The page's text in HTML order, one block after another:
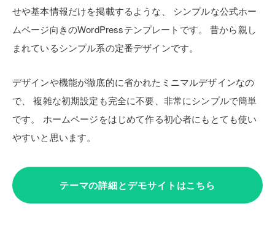
せや基本情報だけを掲載するような、
シンプルな公式ホー
ムページ向きのWordPressテンプレートです。
昔から親し
まれているシンプル系の定番デザインです。
デザインや機能が徹底的に省かれたミニマルデザインなの
で、
複雑な初期設定も完全に不要、非常にシンプルで簡単
です。
ホームページをはじめて作る初心者にもとても使い
やすいと思います。
テーマの詳細とデモサイトはこちら